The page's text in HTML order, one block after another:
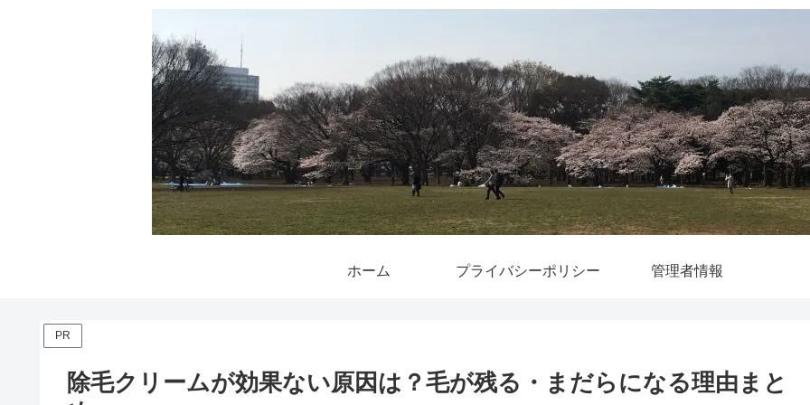
ホーム プライバシーポリシー 管理者情報
PR
除毛クリームが効果ない原因は？毛が残る・まだらになる理由まと